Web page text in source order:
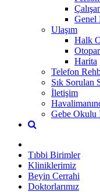
Genel
Ulaşım
Halk
Harita
Telefon
Sık Sorulan
İletişim
Gebe Okulu
Tıbbi Birimler
Kliniklerimiz
Beyin Cerrahi
Doktorlarımız